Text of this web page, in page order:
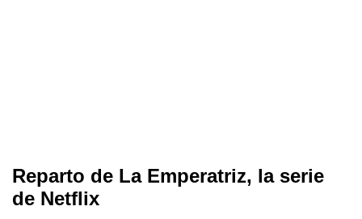
Reparto de La Emperatriz, la serie
de Netflix